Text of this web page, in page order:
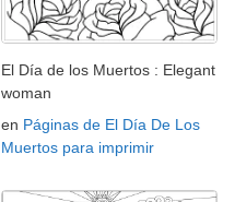
El Día de los Muertos : Elegant
woman
en Páginas de El Día De Los
Muertos para imprimir